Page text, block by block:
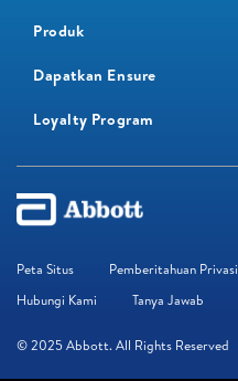
Produk
Dapatkan Ensure
Loyalty Program​
Peta Situs Pemberitahuan Privasi
Hubungi Kami
Tanya Jawab
© 2025 Abbott. All Rights Reserved